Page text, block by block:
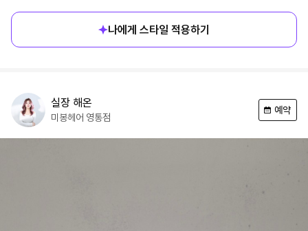
나에게 스타일 적용하기
실장 해온
미봉헤어 영통점
예약